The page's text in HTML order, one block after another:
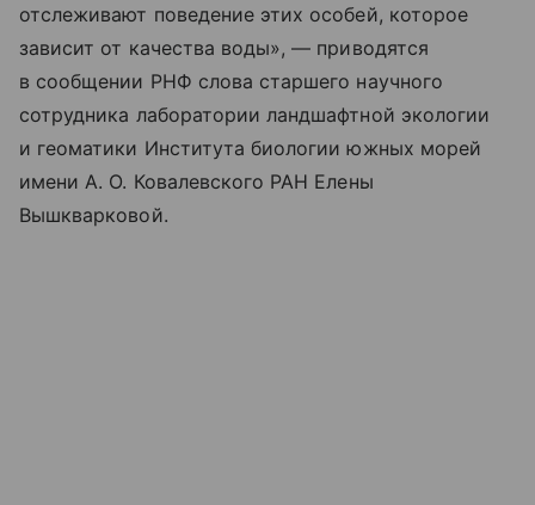
отслеживают поведение этих особей, которое
зависит от качества воды», — приводятся
в сообщении РНФ слова старшего научного
сотрудника лаборатории ландшафтной экологии
и геоматики Института биологии южных морей
имени А. О. Ковалевского РАН Елены
Вышкварковой.